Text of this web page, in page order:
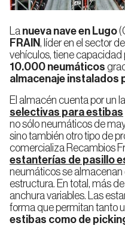
Estanterías
de
Pasillo
Estrecho
(VNA)
Estanterías
de
Doble
Profundidad
Estantería
Drive
In
Compacta
Farmacia
Cosmética
Almacenaje
Frigorífico
Noticias
Ingenieria
de
proyectos
La nueva nave en Lugo
FRAIN, líder en el sector
vehículos, tiene capacidad
10.000 neumáticos
almacenaje instalados
El almacén cuenta por un
selectivas para estibas
no sólo neumáticos de
sino también otro tipo de
comercializa Recambios
estanterías de pasillo
neumáticos se
estructura. En total, más
anchura variables. Las
forma que permitan tanto
estibas como de